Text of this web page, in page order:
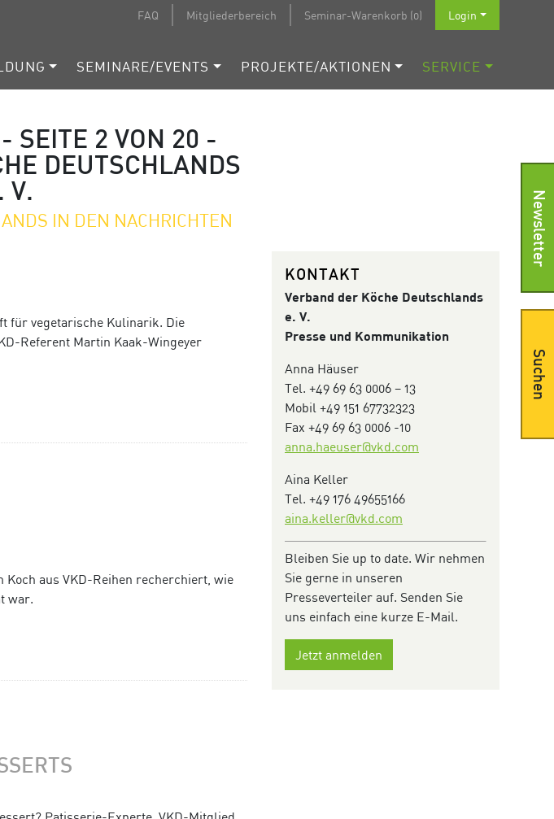
FAQ Mitgliederbereich Seminar-Warenkorb (0) Login
SEMINARE/EVENTS PROJEKTE/AKTIONEN SERVICE
SEITE 2 VON 20 -
DEUTSCHLANDS
V.
IN DEN NACHRICHTEN
für vegetarische Kulinarik. Die
Referent Martin Kaak-Wingeyer
Koch aus VKD-Reihen recherchiert, wie
war.
KONTAKT
Verband der Köche Deutschlands
e. V.
Presse und Kommunikation
Anna Häuser
Tel. +49 69 63 0006 – 13
Mobil +49 151 67732323
Fax +49 69 63 0006 -10
anna.haeuser@vkd.com
Aina Keller
Tel. +49 176 49655166
aina.keller@vkd.com
Bleiben Sie up to date. Wir nehmen
Sie gerne in unseren
Presseverteiler auf. Senden Sie
uns einfach eine kurze E-Mail.
Jetzt anmelden
Newsletter
Suchen